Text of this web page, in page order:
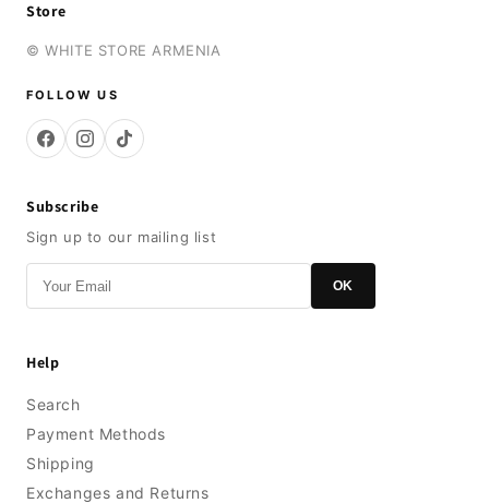
Store
© WHITE STORE ARMENIA
FOLLOW US
Subscribe
Sign up to our mailing list
OK
Help
Search
Payment Methods
Shipping
Exchanges and Returns